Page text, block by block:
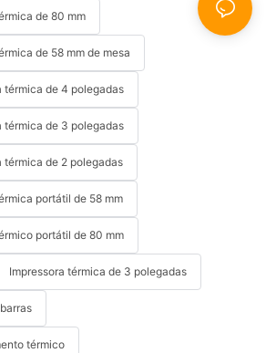
de 80 mm
de 58 mm de mesa
térmica de 4 polegadas
térmica de 3 polegadas
térmica de 2 polegadas
portátil de 58 mm
portátil de 80 mm
Impressora térmica de 3 polegadas
térmico